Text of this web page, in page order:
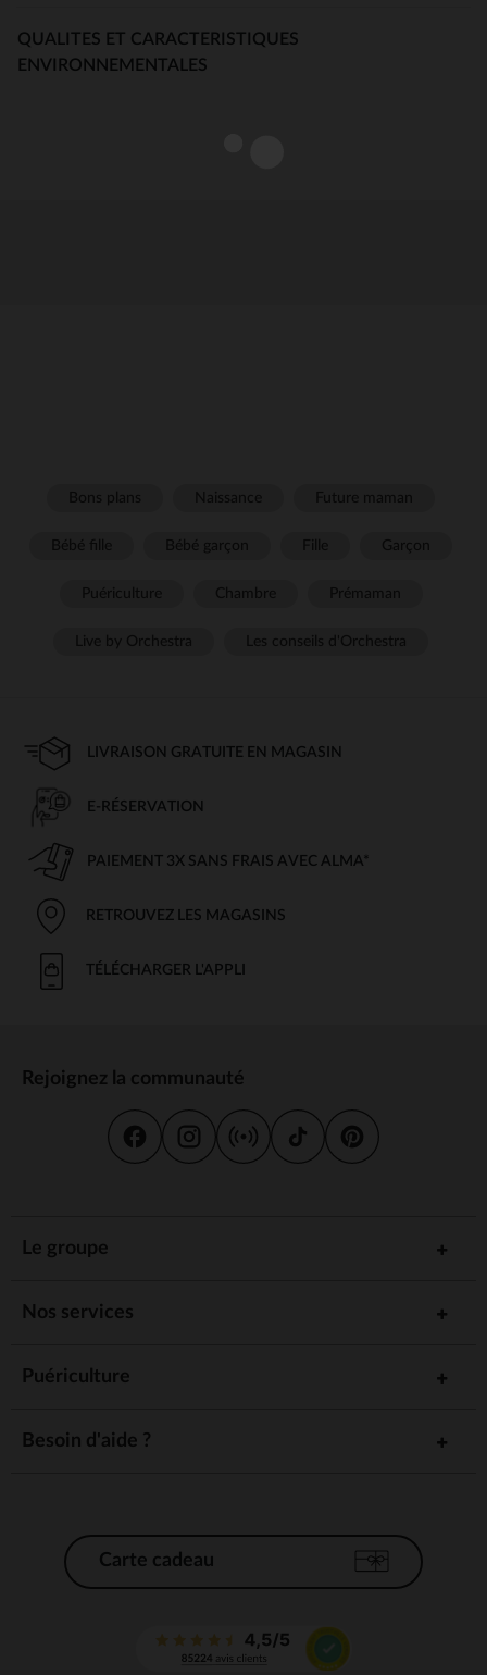
QUALITES ET CARACTERISTIQUES
ENVIRONNEMENTALES
LIVRAISON GRATUITE EN MAGASIN
E-RÉSERVATION
PAIEMENT 3X SANS FRAIS AVEC ALMA*
RETROUVEZ LES MAGASINS
TÉLÉCHARGER L'APPLI
Rejoignez la communauté
Le groupe
Nos services
Puériculture
Besoin d'aide ?
Carte cadeau